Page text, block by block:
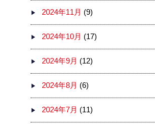
2024年11月 (9)
2024年10月 (17)
2024年9月 (12)
2024年8月 (6)
2024年7月 (11)